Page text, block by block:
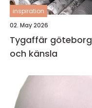
inspiration
02. May 2026
Tygaffär göteborg guide till rätt tyg, form
och känsla